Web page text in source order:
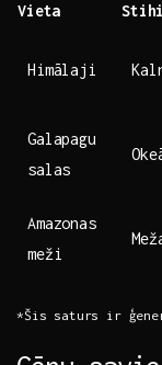
Vieta
Himālaji
Galapagu
‌salas
Amazonas
meži
*Šis saturs ir